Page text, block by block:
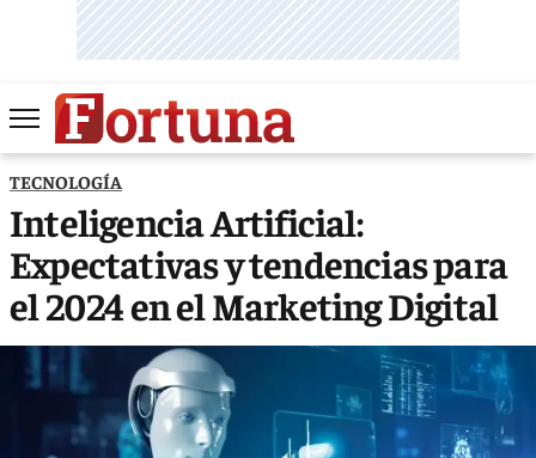
TECNOLOGÍA
Inteligencia Artificial:
Expectativas y tendencias para
el 2024 en el Marketing Digital